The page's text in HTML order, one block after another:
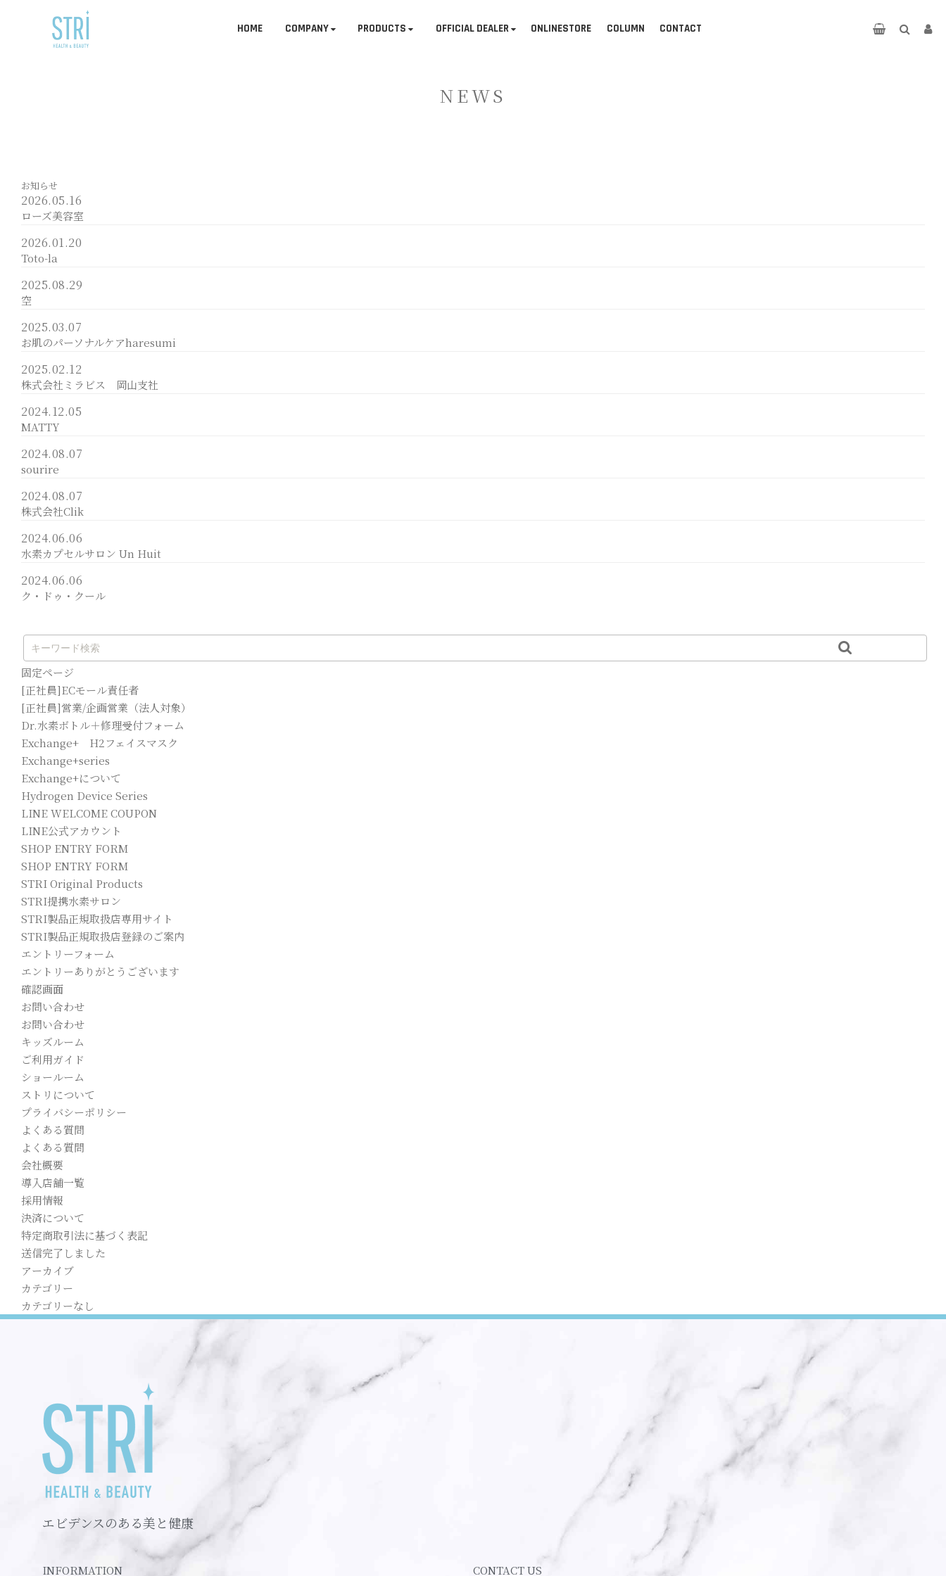
HOME COMPANY PRODUCTS OFFICIAL DEALER ONLINESTORE COLUMN CONTACT
NEWS
お知らせ
2026.05.16
ローズ美容室
2026.01.20
Toto-la
2025.08.29
空
2025.03.07
お肌のパーソナルケアharesumi
2025.02.12
株式会社ミラビス 岡山支社
2024.12.05
MATTY
2024.08.07
sourire
2024.08.07
株式会社Clik
2024.06.06
水素カプセルサロン Un Huit
2024.06.06
ク・ドゥ・クール
固定ページ
[正社員]ECモール責任者
[正社員]営業/企画営業（法人対象）
Dr.水素ボトル＋修理受付フォーム
Exchange+ H2フェイスマスク
Exchange+series
Exchange+について
Hydrogen Device Series
LINE WELCOME COUPON
LINE公式アカウント
SHOP ENTRY FORM
SHOP ENTRY FORM
STRI Original Products
STRI提携水素サロン
STRI製品正規取扱店専用サイト
STRI製品正規取扱店登録のご案内
エントリーフォーム
エントリーありがとうございます
確認画面
お問い合わせ
お問い合わせ
キッズルーム
ご利用ガイド
ショールーム
ストリについて
プライバシーポリシー
よくある質問
よくある質問
会社概要
導入店舗一覧
採用情報
決済について
特定商取引法に基づく表記
送信完了しました
アーカイブ
カテゴリー
カテゴリーなし
エビデンスのある美と健康
INFORMATION CONTACT US